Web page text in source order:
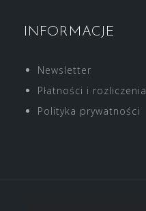
INFORMACJE
Newsletter
Płatności i rozliczenia
Polityka prywatności